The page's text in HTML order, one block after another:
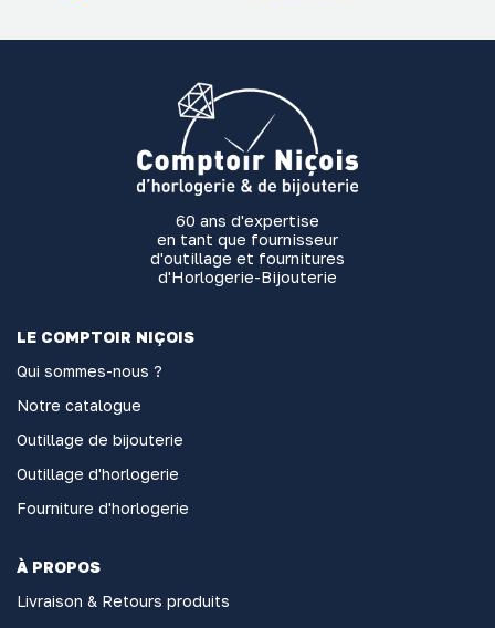
60 ans d'expertise
en tant que fournisseur
d'outillage et fournitures
d'Horlogerie-Bijouterie
LE COMPTOIR NIÇOIS
Qui sommes-nous ?
Notre catalogue
Outillage de bijouterie
Outillage d'horlogerie
Fourniture d'horlogerie
À PROPOS
Livraison & Retours produits